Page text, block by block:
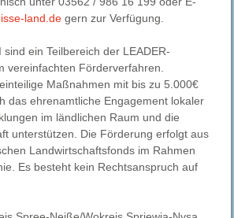
land.de gern zur Verfügung.
sind ein Teilbereich der LEADER-
vereinfachten Förderverfahren.
Maßnahmen mit bis zu 5.000€
das ehrenamtliche Engagement lokaler
im ländlichen Raum und die
unterstützen. Die Förderung erfolgt aus
Landwirtschaftsfonds im Rahmen
Es besteht kein Rechtsanspruch auf